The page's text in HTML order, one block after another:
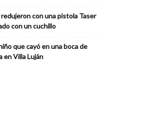
con una pistola Taser
con un cuchillo
que cayó en una boca de
en Villa Luján